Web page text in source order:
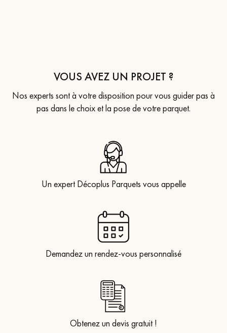
VOUS AVEZ UN PROJET ?
Nos experts sont à votre disposition pour vous guider pas à
pas dans le choix et la pose de votre parquet.
Un expert Décoplus Parquets vous appelle
Demandez un rendez-vous personnalisé
Obtenez un devis gratuit !